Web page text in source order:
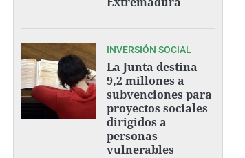
INVERSIÓN SOCIAL
La Junta destina
9,2 millones a
subvenciones para
proyectos sociales
dirigidos a
personas
vulnerables